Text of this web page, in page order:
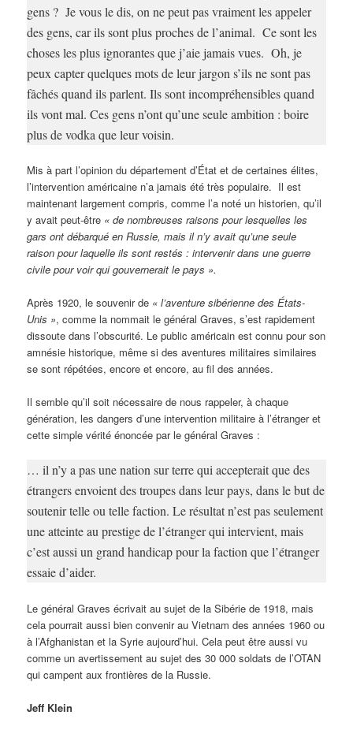
gens ? Je vous le dis, on ne peut pas vraiment les appeler
des gens, car ils sont plus proches de l’animal. Ce sont les
choses les plus ignorantes que j’aie jamais vues. Oh, je
peux capter quelques mots de leur jargon s’ils ne sont pas
fâchés quand ils parlent. Ils sont incompréhensibles quand
ils vont mal. Ces gens n’ont qu’une seule ambition : boire
plus de vodka que leur voisin.
Mis à part l’opinion du département d’État et de certaines élites,
l’intervention américaine n’a jamais été très populaire. Il est
maintenant largement compris, comme l’a noté un historien, qu’il
y avait peut-être «de nombreuses raisons pour lesquelles les
gars ont débarqué en Russie, mais il n’y avait qu’une seule
raison pour laquelle ils sont restés : intervenir dans une guerre
civile pour voir qui gouvernerait le pays ».
Après 1920, le souvenir de «l’aventure sibérienne des États-
Unis », comme la nommait le général Graves, s’est rapidement
dissoute dans l’obscurité. Le public américain est connu pour son
amnésie historique, même si des aventures militaires similaires
se sont répétées, encore et encore, au fil des années.
Il semble qu’il soit nécessaire de nous rappeler, à chaque
génération, les dangers d’une intervention militaire à l’étranger et
cette simple vérité énoncée par le général Graves :
… il n’y a pas une nation sur terre qui accepterait que des
étrangers envoient des troupes dans leur pays, dans le but de
soutenir telle ou telle faction. Le résultat n’est pas seulement
une atteinte au prestige de l’étranger qui intervient, mais
c’est aussi un grand handicap pour la faction que l’étranger
essaie d’aider.
Le général Graves écrivait au sujet de la Sibérie de 1918, mais
cela pourrait aussi bien convenir au Vietnam des années 1960 ou
à l’Afghanistan et la Syrie aujourd’hui. Cela peut être aussi vu
comme un avertissement au sujet des 30 000 soldats de l’OTAN
qui campent aux frontières de la Russie.
Jeff Klein